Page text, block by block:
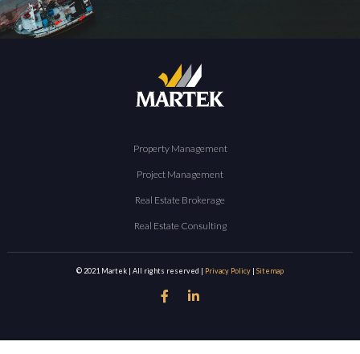
Property Management
Project Management
Real Estate Brokerage
Real Estate Consulting
© 2021 Martek | All rights reserved | Privacy Policy | Sitemap
 